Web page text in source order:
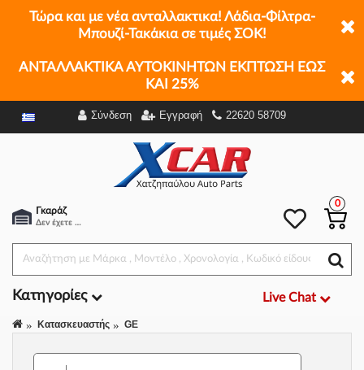
Τώρα και με νέα ανταλλακτικα! Λάδια-Φίλτρα-
Μπουζί-Τακάκια σε τιμές ΣΟΚ!
ΑΝΤΑΛΛΑΚΤΙΚΑ ΑΥΤΟΚΙΝΗΤΩΝ ΕΚΠΤΩΣΗ ΕΩΣ
ΚΑΙ 25%
Σύνδεση Εγγραφή 22620 58709
Γκαράζ
Δεν έχετε επιλέξει αμάξι.
0
Κατηγορίες Live Chat
Κατασκευαστής GE